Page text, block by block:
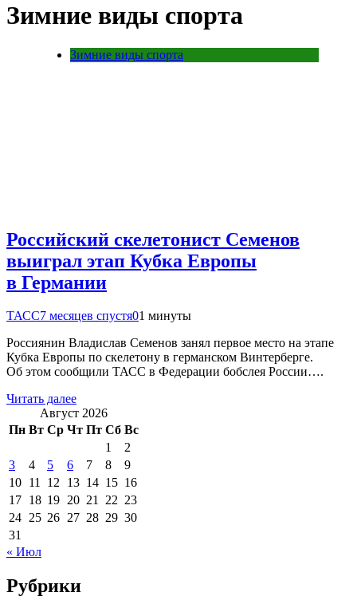
Зимние виды спорта
Зимние виды спорта
Российский скелетонист Семенов
выиграл этап Кубка Европы
в Германии
ТАСС7 месяцев спустя01 минуты
Россиянин Владислав Семенов занял первое место на этапе
Кубка Европы по скелетону в германском Винтерберге.
Об этом сообщили ТАСС в Федерации бобслея России….
Читать далее
Август 2026
Пн Вт Ср Чт Пт Сб Вс
1
2
3
4 5 6 7 8
9
10 11 12 13 14 15 16
17 18 19 20 21 22 23
24 25 26 27 28 29 30
31
« Июл
Рубрики